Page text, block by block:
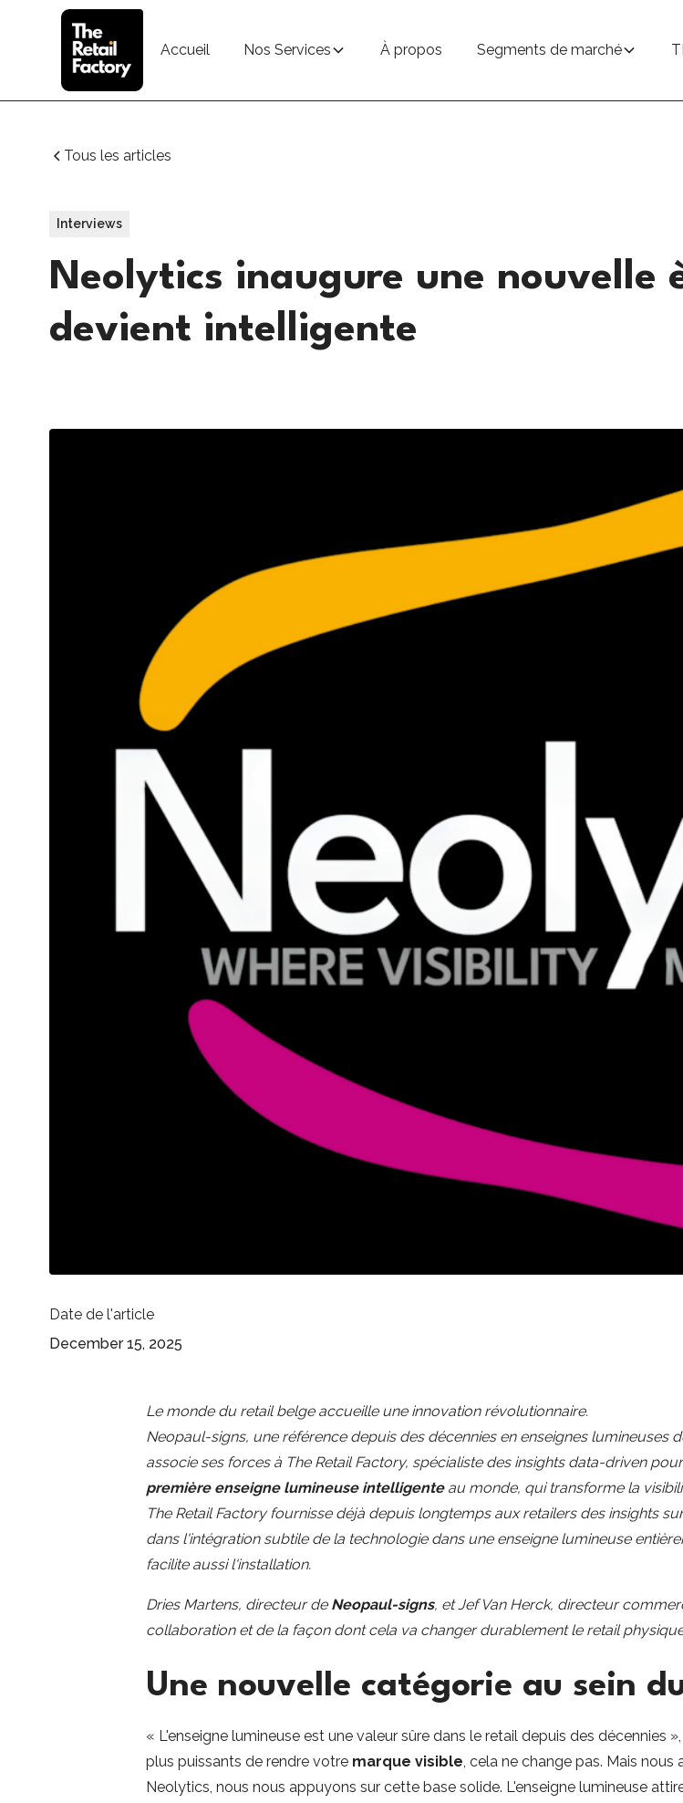
Accueil Nos Services À propos Segments de marché
Tous les articles
Interviews
Neolytics inaugure une nouvelle
devient intelligente
Date de l'article
December 15, 2025
Le monde du retail belge accueille une innovation révolutionnaire.
Neopaul-signs, une référence depuis des décennies en enseignes lumineuses
associe ses forces à The Retail Factory, spécialiste des insights data-driven
première enseigne lumineuse intelligenteau monde, qui transforme la
The Retail Factory fournisse déjà depuis longtemps aux retailers des insights
dans l'intégration subtile de la technologie dans une enseigne lumineuse
facilite aussi l'installation.
Dries Martens, directeur de Neopaul-signs, et Jef Van Herck, directeur
collaboration et de la façon dont cela va changer durablement le retail
Une nouvelle catégorie au sein
« L'enseigne lumineuse est une valeur sûre dans le retail depuis des décennies
plus puissants de rendre votre marque visible, cela ne change pas. Mais
Neolytics, nous nous appuyons sur cette base solide. L'enseigne lumineuse